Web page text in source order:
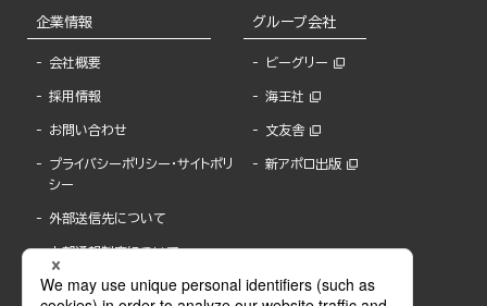
企業情報
会社概要
採用情報
お問い合わせ
プライバシーポリシー・サイトポリ
シー
外部送信先について
内部通報制度について
グループ会社
ビーグリー
海王社
文友舎
新アポロ出版